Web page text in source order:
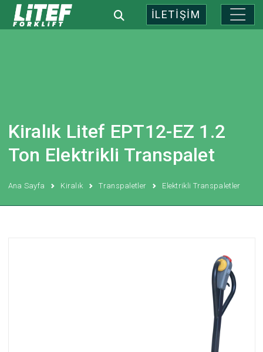
İLETİŞİM
Kiralık Litef EPT12-EZ 1.2
Ton Elektrikli Transpalet
Ana Sayfa Kiralık Transpaletler Elektrikli Transpaletler